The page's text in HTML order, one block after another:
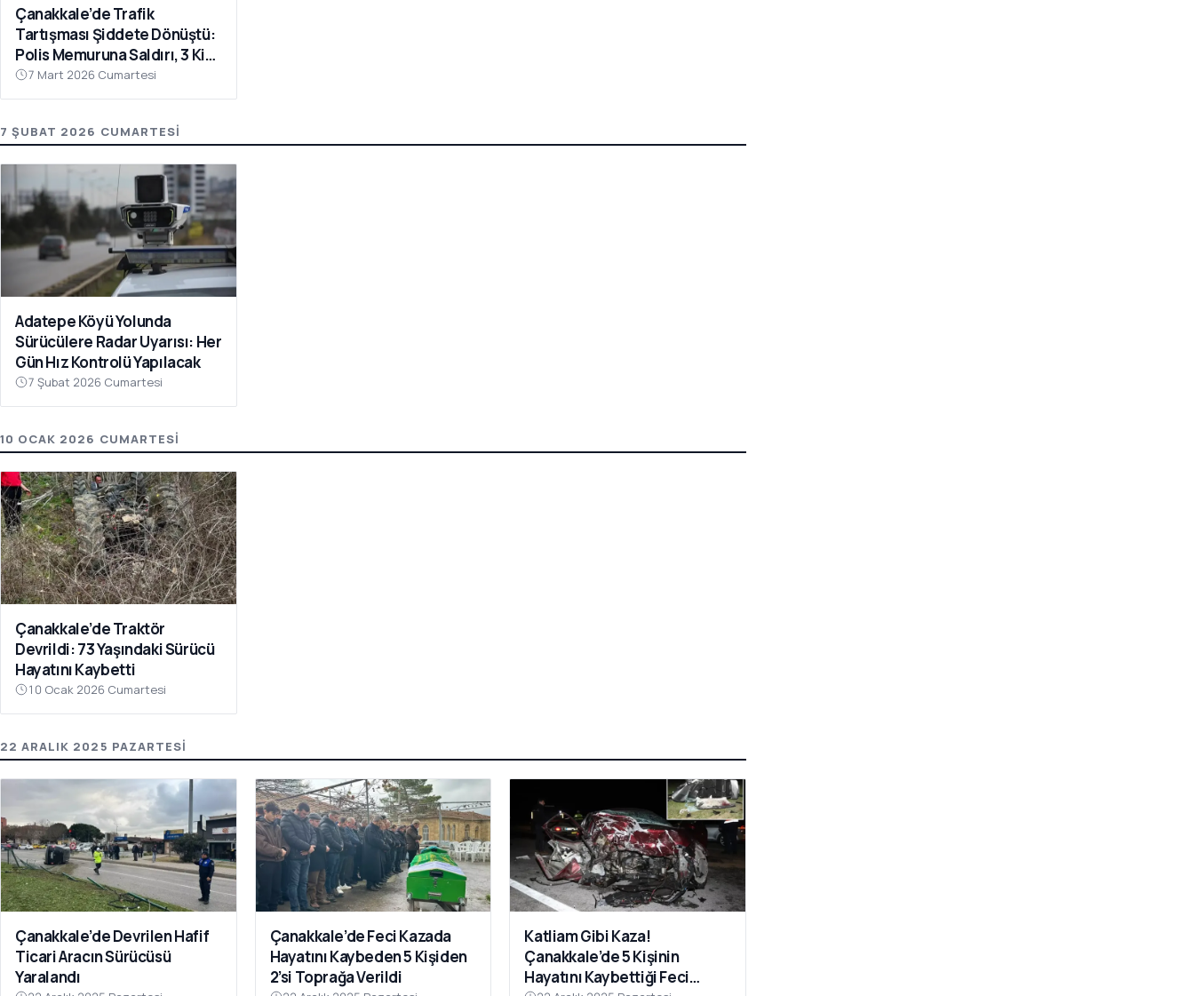
Çanakkale’de Trafik
Tartışması Şiddete Dönüştü:
Polis Memuruna Saldırı, 3 Kişi
Tutuklandı
7 Mart 2026 Cumartesi
7 ŞUBAT 2026 CUMARTESI
Adatepe Köyü Yolunda
Sürücülere Radar Uyarısı: Her
Gün Hız Kontrolü Yapılacak
7 Şubat 2026 Cumartesi
10 OCAK 2026 CUMARTESI
Çanakkale’de Traktör
Devrildi: 73 Yaşındaki Sürücü
Hayatını Kaybetti
10 Ocak 2026 Cumartesi
22 ARALIK 2025 PAZARTESI
Çanakkale’de Devrilen Hafif
Ticari Aracın Sürücüsü
Yaralandı
Çanakkale’de Feci Kazada
Hayatını Kaybeden 5 Kişiden
2’si Toprağa Verildi
Katliam Gibi Kaza!
Çanakkale’de 5 Kişinin
Hayatını Kaybettiği Feci